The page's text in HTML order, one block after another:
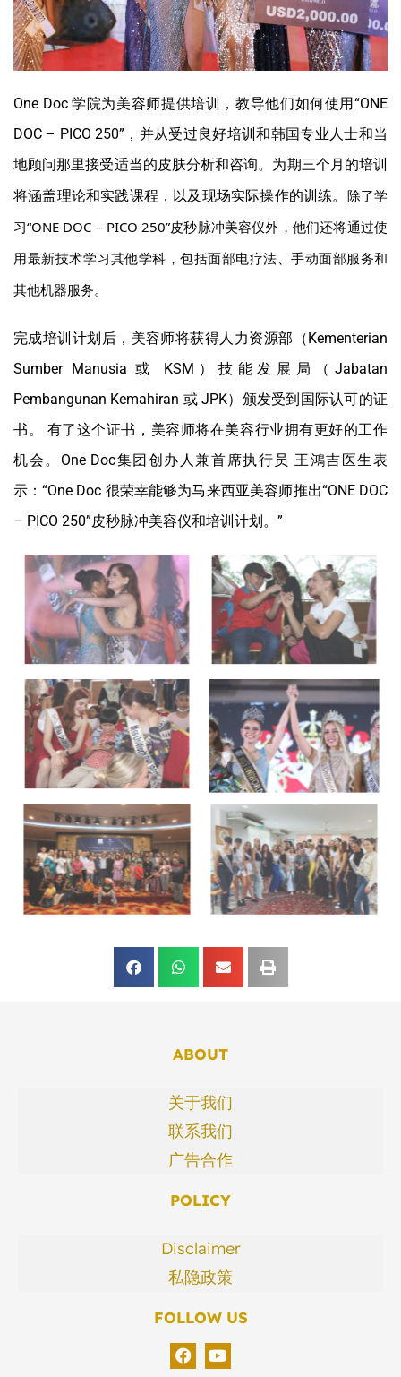
One Doc 学院为美容师提供培训，教导他们如何使用“ONE
DOC – PICO 250”，并从受过良好培训和韩国专业人士和当
地顾问那里接受适当的皮肤分析和咨询。为期三个月的培训
将涵盖理论和实践课程，以及现场实际操作的训练。 除了学
习“ONE DOC – PICO 250”皮秒脉冲美容仪外，他们还将通过使
用最新技术学习其他学科，包括面部电疗法、手动面部服务和
其他机器服务。
完成培训计划后，美容师将获得人力资源部（Kementerian
Sumber Manusia 或 KSM）技能发展局（Jabatan
Pembangunan Kemahiran 或 JPK）颁发受到国际认可的证
书。 有了这个证书，美容师将在美容行业拥有更好的工作
机会。One Doc集团创办人兼首席执行员 王鴻吉医生表
示：“One Doc 很荣幸能够为马来西亚美容师推出“ONE DOC
– PICO 250”皮秒脉冲美容仪和培训计划。”
ABOUT
关于我们
联系我们
广告合作
POLICY
Disclaimer
私隐政策
FOLLOW US